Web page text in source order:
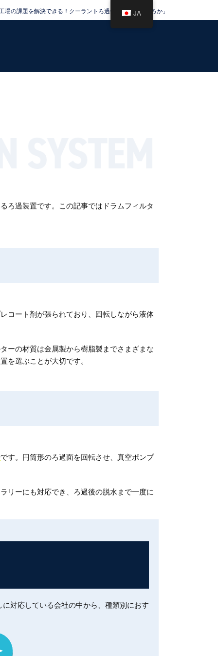
場の課題を解決できる！クーラントろ過装置大全「くらろか」
ろ過装置です。この記事ではドラムフィルタ
コート剤が張られており、回転しながら液体
ーの材質は金属製から樹脂製までさまざまな
を選ぶことが大切です。
です。円筒形のろ過面を回転させ、真空ポンプ
リーにも対応でき、ろ過後の脱水まで一度に
対応している会社の中から、種類別におす
JA